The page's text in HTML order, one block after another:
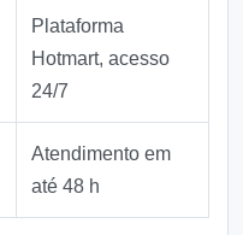
Plataforma
Hotmart, acesso
24/7
Atendimento em
até 48 h